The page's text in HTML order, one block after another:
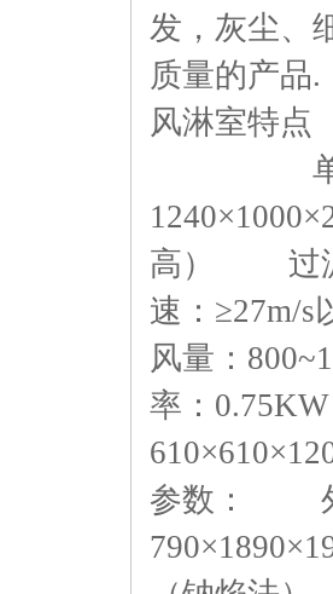
发，灰尘、
质量的产品.
风淋室特点
单人双
高） 过滤
速：
风量：
率：
参数： 外